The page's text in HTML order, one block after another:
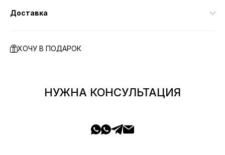
Доставка
ХОЧУ В ПОДАРОК
НУЖНА КОНСУЛЬТАЦИЯ